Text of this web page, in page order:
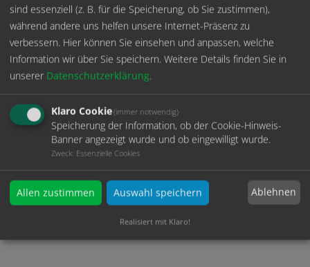
Für das "System SOLO"sind in folgenden
Varianten erhältlich:
Ø 15mm
Längen:
Belastung:
sind essenziell (z. B. für die Speicherung, ob Sie zustimmen),
während andere uns helfen unsere Internet-Präsenz zu
verbessern. Hier können Sie einsehen und anpassen, welche
Information wir über Sie speichern. Weitere Details finden Sie in
unserer Datenschutzerklärung.
Klaro Cookie(immer notwendig)
Speicherung der Information, ob der Cookie-Hinweis-
Banner angezeigt wurde und ob eingewilligt wurde.
Zweck: Essenzielle Cookies
Allen zustimmen Auswahl speichern Ablehnen
Realisiert mit Klaro!